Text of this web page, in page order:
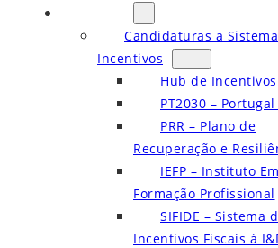
Candidaturas a
Incentivos
Hub de Incentivos
PT2030 –
PRR – Plano de
Recuperação e
IEFP – Instituto
Formação Profissional
SIFIDE – Sistema
Incentivos Fiscais à